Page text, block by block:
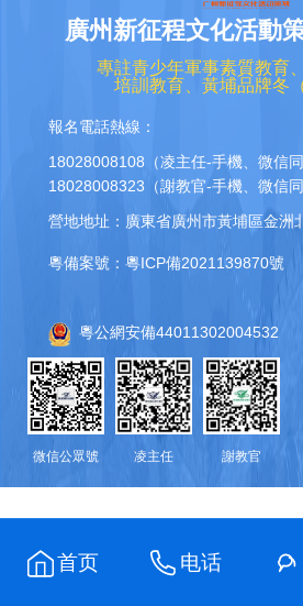
廣州新征程文化活動
專註青少年軍事素質教育
培訓教育、黃埔品牌冬
報名電話熱線：
18028008108（凌主任-手機、微信同
18028008323（謝教官-手機、微信同
營地地址：廣東省廣州市黃埔區金洲
粵備案號：粵ICP備2021139870號
粵公網安備44011302004532
微信公眾號 凌主任 謝教官
首页 电话